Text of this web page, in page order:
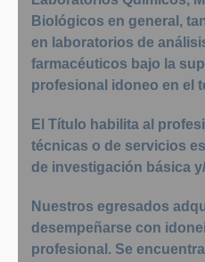
Biológicos en general,
en laboratorios de
farmacéuticos bajo la
profesional idoneo en el
El Título habilita al
técnicas o de servicios
de investigación básica
Nuestros egresados
desempeñarse con
profesional. Se